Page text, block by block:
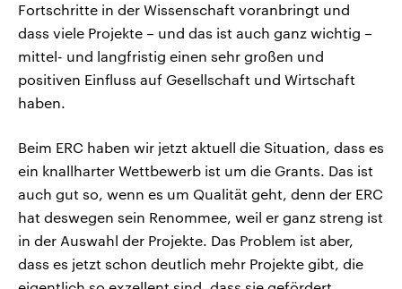
Fortschritte in der Wissenschaft voranbringt und
dass viele Projekte – und das ist auch ganz wichtig –
mittel- und langfristig einen sehr großen und
positiven Einfluss auf Gesellschaft und Wirtschaft
haben.
Beim ERC haben wir jetzt aktuell die Situation, dass es
ein knallharter Wettbewerb ist um die Grants. Das ist
auch gut so, wenn es um Qualität geht, denn der ERC
hat deswegen sein Renommee, weil er ganz streng ist
in der Auswahl der Projekte. Das Problem ist aber,
dass es jetzt schon deutlich mehr Projekte gibt, die